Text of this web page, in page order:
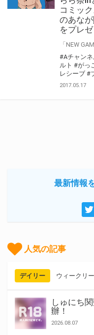
コミッ
のあな
をプレ
#Aチャン
ルト #がっ
レシーブ #
2017.05.17
最新情報
人気の記事
デイリー ウィークリー
しゅにち
辦！
2026.08.07